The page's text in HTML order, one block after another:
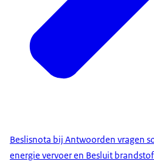
Beslisnota bij Antwoorden vragen
energie vervoer en Besluit